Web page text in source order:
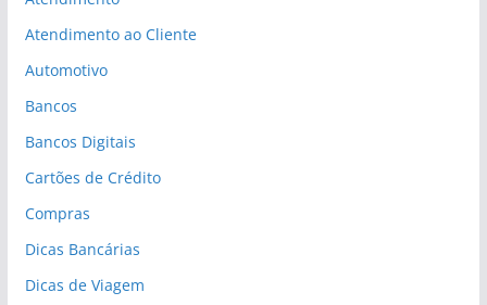
Atendimento ao Cliente
Automotivo
Bancos
Bancos Digitais
Cartões de Crédito
Compras
Dicas Bancárias
Dicas de Viagem